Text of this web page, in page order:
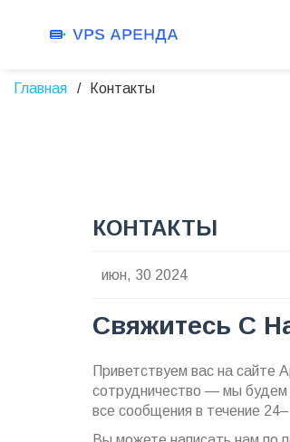
Главная Контакты
КОНТАКТЫ
июн, 30 2024
Свяжитесь С
Приветствуем вас на сайте
сотрудничество — мы
все сообщения в течение